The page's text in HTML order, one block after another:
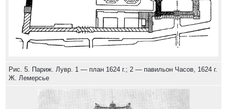
Рис. 5. Париж. Лувр. 1 — план 1624 г.; 2 — павильон Часов, 1624 г.
Ж. Лемерсье